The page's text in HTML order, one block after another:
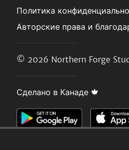
Политика
Авторские права и
© 2026 Northern Forge
Сделано в Канаде 🍁